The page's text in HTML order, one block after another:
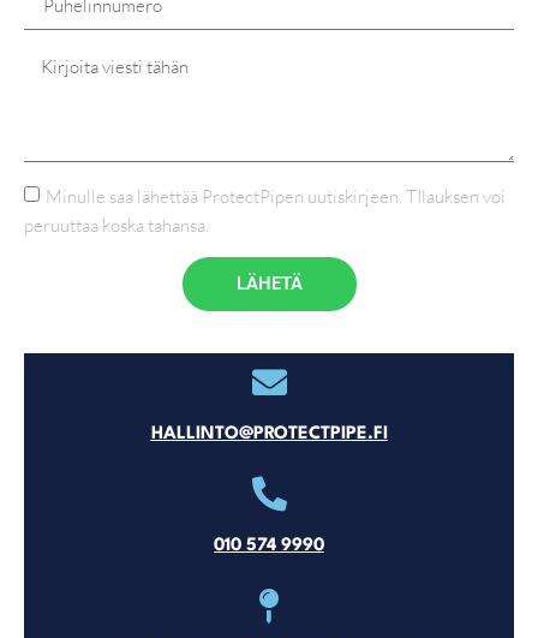
Minulle saa lähettää ProtectPipen uutiskirjeen. TIlauksen voi
peruuttaa koska tahansa.
LÄHETÄ
HALLINTO@PROTECTPIPE.FI
010 574 9990